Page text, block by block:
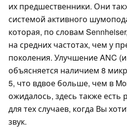
их предшественники. Они
системой активного
которая, по словам
на средних частотах, чем у
поколения. Улучшение ANC
объясняется наличием 8
5, что вдвое больше, чем в
ожидалось, здесь также
для тех случаев, когда Вы
звук.